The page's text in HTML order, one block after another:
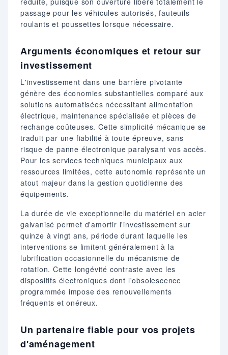
passage pour les véhicules autorisés, fauteuils
roulants et poussettes lorsque nécessaire.
Arguments économiques et retour sur
investissement
L'investissement dans une barrière pivotante
génère des économies substantielles comparé aux
solutions automatisées nécessitant alimentation
électrique, maintenance spécialisée et pièces de
rechange coûteuses. Cette simplicité mécanique se
traduit par une fiabilité à toute épreuve, sans
risque de panne électronique paralysant vos accès.
Pour les services techniques municipaux aux
ressources limitées, cette autonomie représente un
atout majeur dans la gestion quotidienne des
équipements.
La durée de vie exceptionnelle du matériel en acier
galvanisé permet d'amortir l'investissement sur
quinze à vingt ans, période durant laquelle les
interventions se limitent généralement à la
lubrification occasionnelle du mécanisme de
rotation. Cette longévité contraste avec les
dispositifs électroniques dont l'obsolescence
programmée impose des renouvellements
fréquents et onéreux.
Un partenaire fiable pour vos projets
d'aménagement